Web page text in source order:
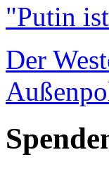
"Putin
Der